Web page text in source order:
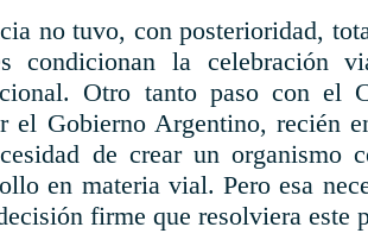
no tuvo, con posterioridad,
condicionan la celebración
Otro tanto paso con el
el Gobierno Argentino, recién
de crear un organismo
en materia vial. Pero esa
firme que resolviera este